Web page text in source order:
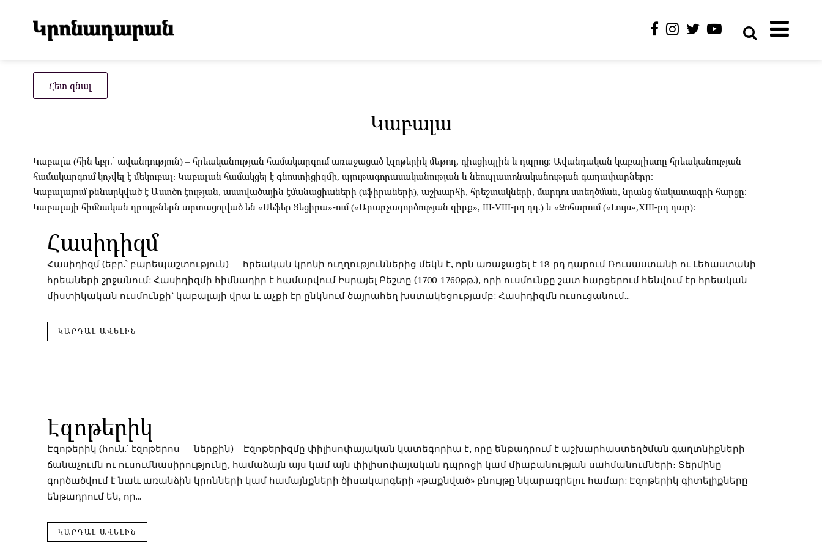
Հետ գնալ
Կաբալա
Կաբալա (հին եբր.՝ ավանդություն) – հրեականության համակարգում առաջացած էզոթերիկ մեթոդ, դիսցիպլին և դպրոց: Ավանդական կաբալիստը հրեականության
համակարգում կոչվել է մեկուբալ: Կաբալան համակցել է գնոստիցիզմի, պյութագորասականության և նեոպլատոնականության գաղափարները։
Կաբալայում քննարկված է Աստծո էության, աստվածային էմանացիաների (սֆիրաների), աշխարհի, հրեշտակների, մարդու ստեղծման, նրանց ճակատագրի հարցը։
Կաբալայի հիմնական դրույթներն արտացոլված են «Սեֆեր Ցեցիրա»-ում («Արարչագործության գիրք», III-VIII-րդ դդ.) և «Զոհարում («Լույս»,XIII-րդ դար)։
Հասիդիզմ
Հասիդիզմ (եբր.՝ բարեպաշտություն) — հրեական կրոնի ուղղություններից մեկն է, որն առաջացել է 18-րդ դարում Ռուսաստանի ու Լեհաստանի
հրեաների շրջանում: Հասիդիզմի հիմնադիր է համարվում Իսրայել Բեշտը (1700-1760թթ.), որի ուսմունքը շատ հարցերում հենվում էր հրեական
միստիկական ուսմունքի՝ կաբալայի վրա և աչքի էր ընկնում ծայրահեղ խստակեցությամբ: Հասիդիզմն ուսուցանում...
ԿԱՐԴԱԼ ԱՎԵԼԻՆ
Էզոթերիկ
Էզոթերիկ (հուն.՝ էզոթերոս — ներքին) – Էզոթերիզմը փիլիսոփայական կատեգորիա է, որը ենթադրում է աշխարհաստեղծման գաղտնիքների
ճանաչումն ու ուսումնասիրությունը, համաձայն այս կամ այն փիլիսոփայական դպրոցի կամ միաբանության սահմանումների։ Տերմինը
գործածվում է նաև առանձին կրոնների կամ համայնքների ծիսակարգերի «թաքնված» բնույթը նկարագրելու համար: Էզոթերիկ գիտելիքները
ենթադրում են, որ...
ԿԱՐԴԱԼ ԱՎԵԼԻՆ